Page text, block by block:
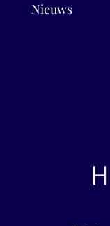
Nieuws